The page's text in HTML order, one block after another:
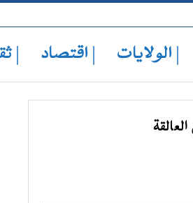
| الولايات | اقتصاد |